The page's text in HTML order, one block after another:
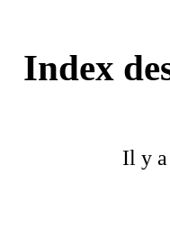
Index
Il y a